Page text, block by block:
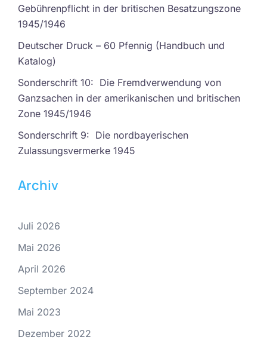
Gebührenpflicht in der britischen Besatzungszone
1945/1946
Deutscher Druck – 60 Pfennig (Handbuch und
Katalog)
Sonderschrift 10: Die Fremdverwendung von
Ganzsachen in der amerikanischen und britischen
Zone 1945/1946
Sonderschrift 9: Die nordbayerischen
Zulassungsvermerke 1945
Archiv
Juli 2026
Mai 2026
April 2026
September 2024
Mai 2023
Dezember 2022